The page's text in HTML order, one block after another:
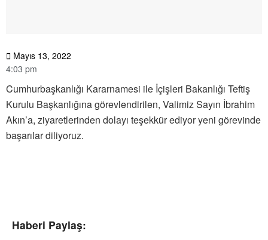
Mayıs 13, 2022
4:03 pm
Cumhurbaşkanlığı Kararnamesi ile İçişleri Bakanlığı Teftiş
Kurulu Başkanlığına görevlendirilen, Valimiz Sayın İbrahim
Akın’a, ziyaretlerinden dolayı teşekkür ediyor yeni görevinde
başarılar diliyoruz.
Haberi Paylaş: